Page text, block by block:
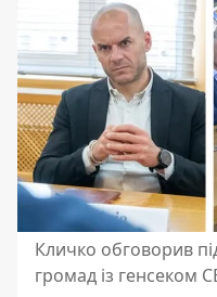
Кличко обговорив
громад із генсеком